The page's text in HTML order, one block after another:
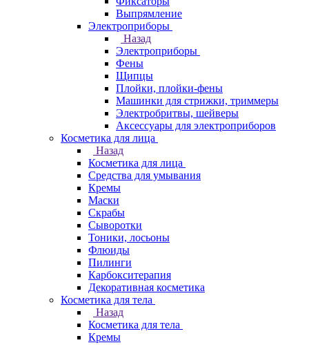
Выпрямление
Электроприборы
Назад
Электроприборы
Фены
Щипцы
Плойки, плойки-фены
Машинки для стрижки, триммеры
Электробритвы, шейверы
Аксессуары для электроприборов
Косметика для лица
Назад
Косметика для лица
Средства для умывания
Кремы
Маски
Скрабы
Сыворотки
Тоники, лосьоны
Флюиды
Пилинги
Карбокситерапия
Декоративная косметика
Косметика для тела
Назад
Косметика для тела
Кремы